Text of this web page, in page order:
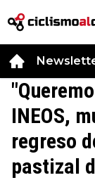
INEOS,
regreso
pastizal